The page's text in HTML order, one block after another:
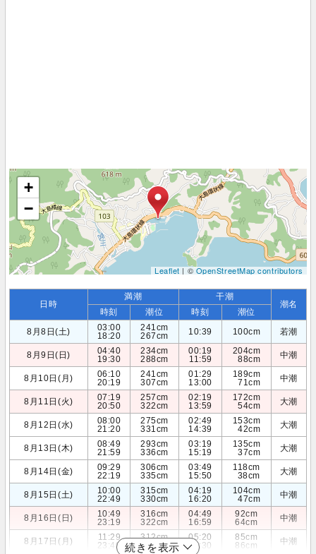
+
−
Leaflet| ©OpenStreetMap contributors
日時
満潮 干潮
潮名
時刻 潮位 時刻
潮位
8月8日(土)
03:00
18:20
241cm
267cm
10:39 100cm 若潮
8月9日(日)
04:40
19:30
234cm
288cm
00:19
11:59
204cm
88cm
中潮
8月10日(月)
06:10
20:19
241cm
307cm
01:29
13:00
189cm
71cm
中潮
8月11日(火)
07:19
20:50
257cm
322cm
02:19
13:59
172cm
54cm
大潮
8月12日(水)
08:00
21:20
275cm
331cm
02:49
14:39
153cm
42cm
大潮
8月13日(木)
08:49
21:59
293cm
336cm
03:19
15:19
135cm
37cm
大潮
8月14日(金)
09:29
22:19
306cm
335cm
03:49
15:50
118cm
38cm
大潮
8月15日(土)
10:00
22:49
315cm
330cm
04:19
16:20
104cm
47cm
中潮
8月16日(日)
10:49
23:19
316cm
322cm
04:49
16:59
92cm
64cm
中潮
8月17日(月)
11:29
23:40
312cm
310cm
05:20
17:30
85cm
86cm
中潮
続きを表示